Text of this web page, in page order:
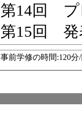
第14回 プ
第15回 発
事前学修の時間